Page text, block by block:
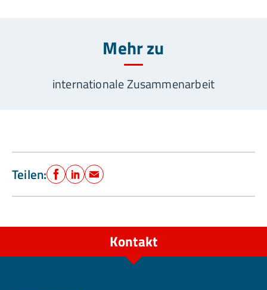
Mehr zu
internationale Zusammenarbeit
Teilen: Facebook
LinkedIn
E-Mail
Kontakt